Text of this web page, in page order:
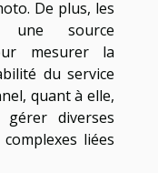
De plus, les
une source
mesurer la
du service
quant à elle,
diverses
liées